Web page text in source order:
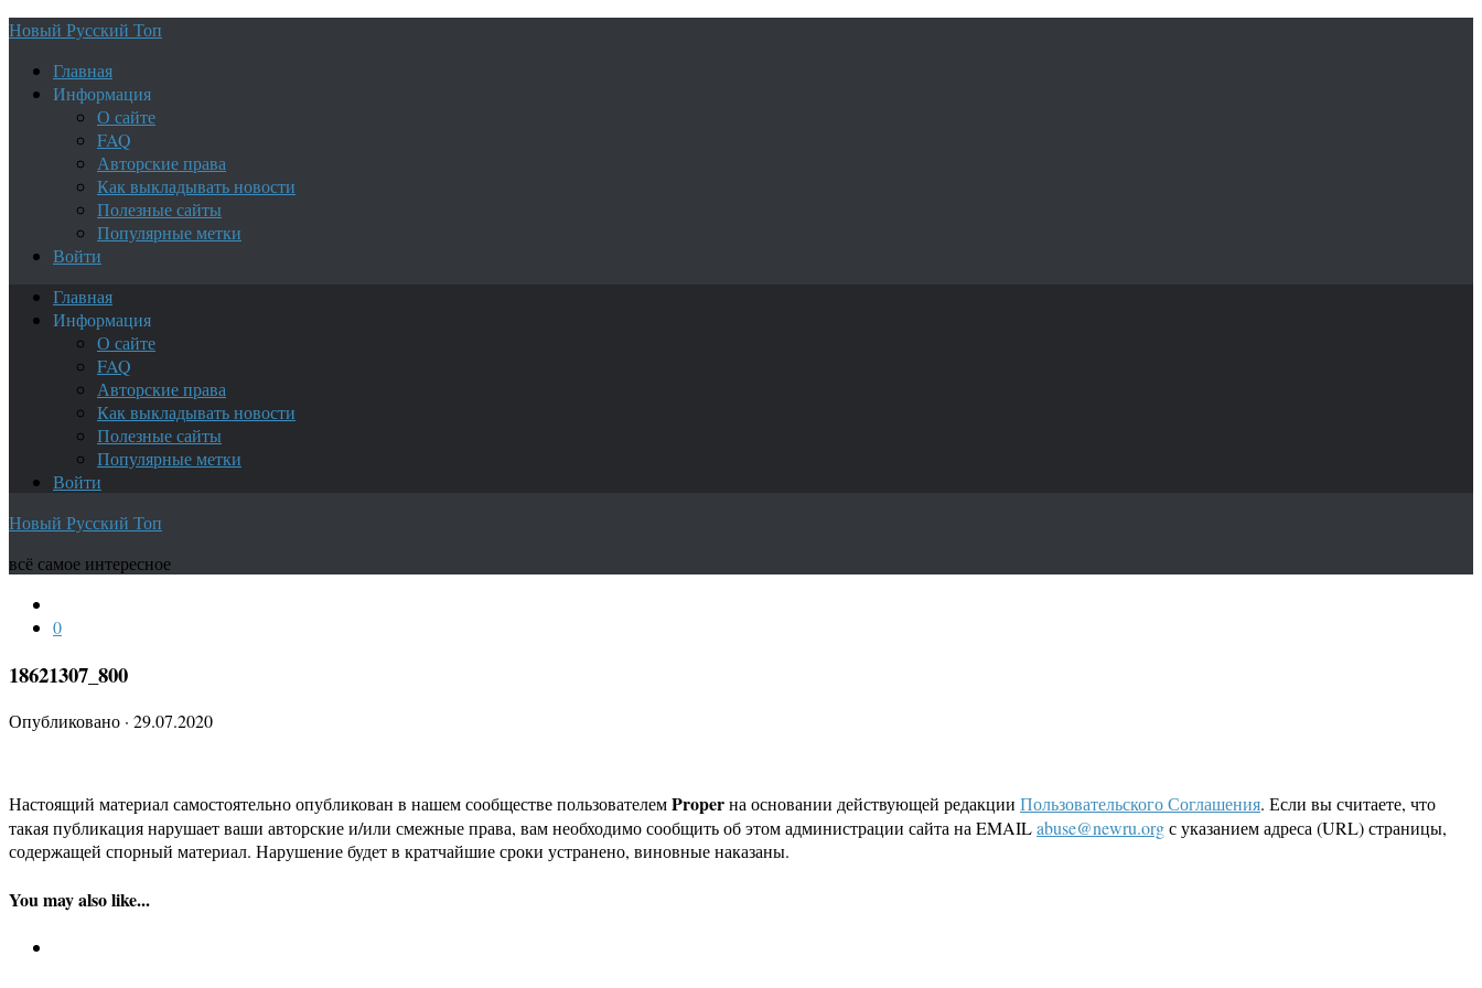
Новый Русский Топ
Главная
Информация
О сайте
FAQ
Авторские права
Как выкладывать новости
Полезные сайты
Популярные метки
Войти
Главная
Информация
О сайте
FAQ
Авторские права
Как выкладывать новости
Полезные сайты
Популярные метки
Войти
Новый Русский Топ
всё самое интересное
0
18621307_800
Опубликовано · 29.07.2020
Настоящий материал самостоятельно опубликован в нашем сообществе пользователемProperна основании действующей редакции Пользовательского Соглашения. Если вы считаете, что
такая публикация нарушает ваши авторские и/или смежные права, вам необходимо сообщить об этом администрации сайта на EMAILabuse@newru.orgс указанием адреса (URL) страницы,
содержащей спорный материал. Нарушение будет в кратчайшие сроки устранено, виновные наказаны.
You may also like...